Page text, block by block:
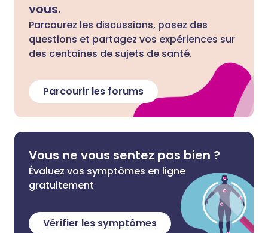
vous.
Parcourez les discussions, posez des
questions et partagez vos expériences sur
des centaines de sujets de santé.
Parcourir les forums
Vous ne vous sentez pas bien ?
Évaluez vos symptômes en ligne
gratuitement
Vérifier les symptômes